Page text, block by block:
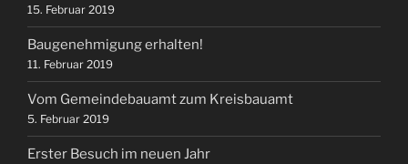
15. Februar 2019
Baugenehmigung erhalten!
11. Februar 2019
Vom Gemeindebauamt zum Kreisbauamt
5. Februar 2019
Erster Besuch im neuen Jahr